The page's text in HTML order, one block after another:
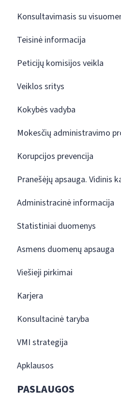
Konsultavimasis su
Teisinė informacija
Peticijų komisijos veikla
Veiklos sritys
Kokybės vadyba
Mokesčių administravimo
Korupcijos prevencija
Pranešėjų apsauga. Vidinis
Administracinė informacija
Statistiniai duomenys
Asmens duomenų apsauga
Viešieji pirkimai
Karjera
Konsultacinė taryba
VMI strategija
Apklausos
PASLAUGOS